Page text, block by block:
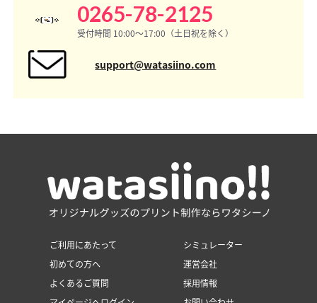
0265-78-2125
受付時間 10:00〜17:00（土日祝を除く）
support@watasiino.com
ご利用にあたって
シミュレーター
初めての方へ
運営会社
よくあるご質問
採用情報